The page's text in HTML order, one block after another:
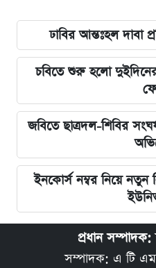
ঢাবির আন্তঃহল দাবা
চবিতে শুরু হলো
জবিতে ছাত্রদল-শিবির
ইনকোর্স নম্বর নিয়ে নতুন
প্রধান
সম্পাদক: এ টি এম